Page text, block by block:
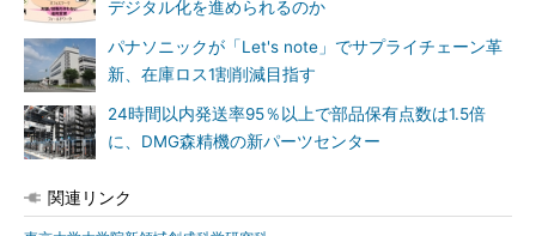
デジタル化を進められるのか
パナソニックが「Let's note」でサプライチェーン革
新、在庫ロス1割削減目指す
24時間以内発送率95％以上で部品保有点数は1.5倍
に、DMG森精機の新パーツセンター
関連リンク